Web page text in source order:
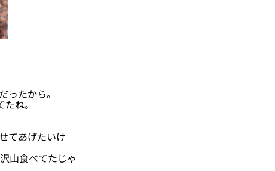
たから。
ね。
てあげたいけ
山食べてたじゃ